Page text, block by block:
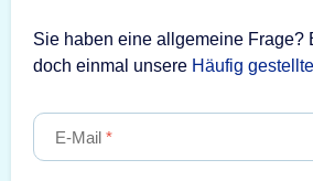
Sie haben eine allgemeine Frage?
doch einmal unsere Häufig
E-Mail